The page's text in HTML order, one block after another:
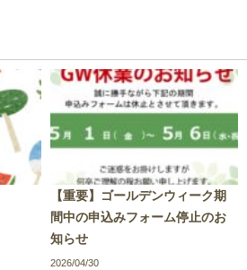
【重要】ゴールデンウィーク期
間中の申込みフォーム停止のお
知らせ
2026/04/30